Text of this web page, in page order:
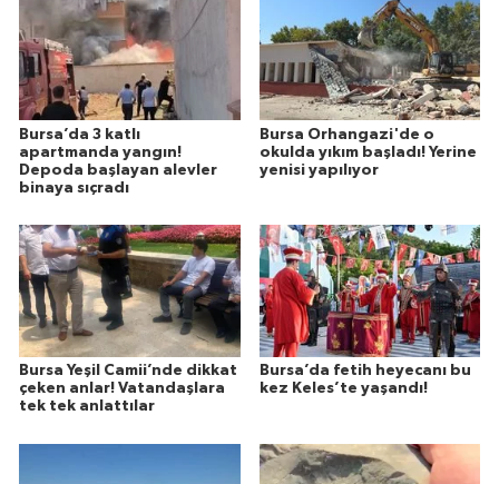
Bursa’da 3 katlı
apartmanda yangın!
Depoda başlayan alevler
binaya sıçradı
Bursa Orhangazi'de o
okulda yıkım başladı! Yerine
yenisi yapılıyor
Bursa Yeşil Camii’nde dikkat
çeken anlar! Vatandaşlara
tek tek anlattılar
Bursa’da fetih heyecanı bu
kez Keles’te yaşandı!